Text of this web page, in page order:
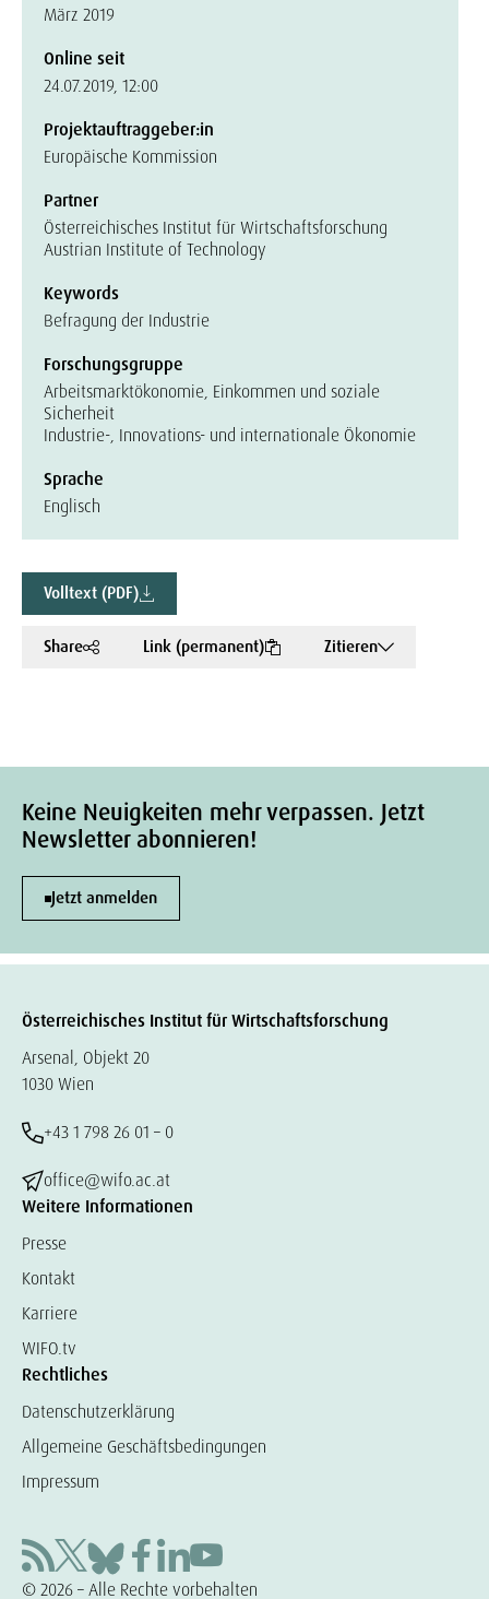
März 2019
Online seit
24.07.2019, 12:00
Projektauftraggeber:in
Europäische Kommission
Partner
Österreichisches Institut für Wirtschaftsforschung
Austrian Institute of Technology
Keywords
Befragung der Industrie
Forschungsgruppe
Arbeitsmarktökonomie, Einkommen und soziale
Sicherheit
Industrie-, Innovations- und internationale Ökonomie
Sprache
Englisch
Volltext (PDF)
Share Link (permanent) Zitieren
Keine Neuigkeiten mehr verpassen. Jetzt
Newsletter abonnieren!
Jetzt anmelden
Österreichisches Institut für Wirtschaftsforschung
Arsenal, Objekt 20
1030 Wien
+43 1 798 26 01 – 0
office@wifo.ac.at
Weitere Informationen
Presse
Kontakt
Karriere
WIFO.tv
Rechtliches
Datenschutzerklärung
Allgemeine Geschäftsbedingungen
Impressum
© 2026 – Alle Rechte vorbehalten